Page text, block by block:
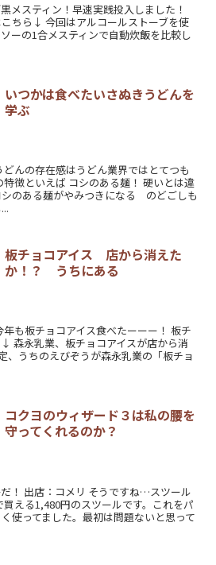
メスティン！早速実践投入しました！
ちら↓ 今回はアルコールストーブを使
ーの1合メスティンで自動炊飯を比較し
いつかは食べたいさぬきうどんを
学ぶ
んの存在感はうどん業界ではとてつも
徴といえば コシのある麺！ 硬いとは違
のある麺がやみつきになる のどごしも
板チョコアイス 店から消えた
か！？ うちにある
も板チョコアイス食べたーーー！ 板チ
森永乳業、板チョコアイスが店から消
、うちのえびぞうが森永乳業の「板チョ
コクヨのウィザード３は私の腰を
守ってくれるのか？
！ 出店：コメリ そうですね…スツール
える1,480円のスツールです。これをパ
使ってました。最初は問題ないと思って